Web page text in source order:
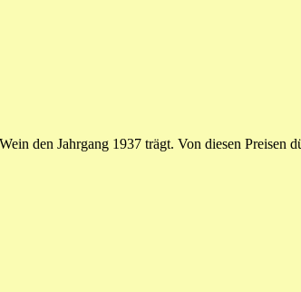
den Jahrgang 1937 trägt. Von diesen Preisen